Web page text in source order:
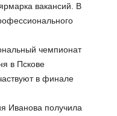
вакансий. В
чемпионат
в Пскове
в финале
Иванова получила